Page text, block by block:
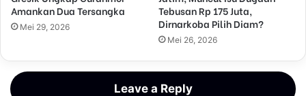
Amankan Dua Tersangka
Mei 29, 2026
Tebusan Rp 175 Juta,
Dirnarkoba Pilih Diam?
Mei 26, 2026
Leave a Reply